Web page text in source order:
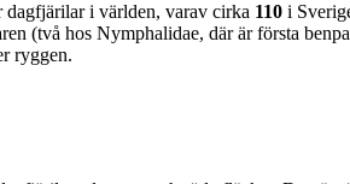
dagfjärilar i världen, varav cirka 110 i
(två hos Nymphalidae, där är första
ryggen.